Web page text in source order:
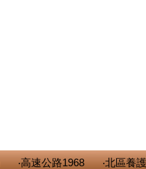
‧高速公路1968 ‧北區養